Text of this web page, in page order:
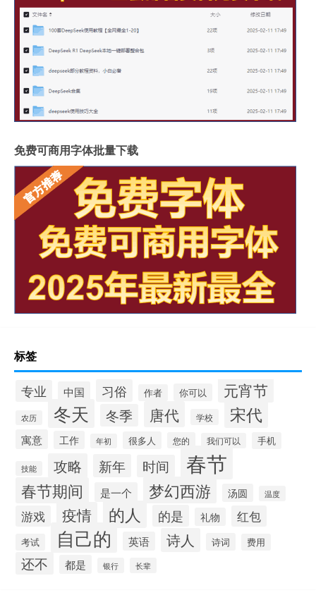
免费可商用字体批量下载
标签
专业 中国 习俗 作者 你可以 元宵节
农历 冬天 冬季 唐代 学校 宋代
寓意 工作 年初 很多人 您的 我们可以 手机
技能 攻略 新年 时间 春节
春节期间 是一个 梦幻西游 汤圆 温度
游戏 疫情 的人 的是 礼物 红包
考试 自己的 英语 诗人 诗词 费用
还不 都是 银行 长辈